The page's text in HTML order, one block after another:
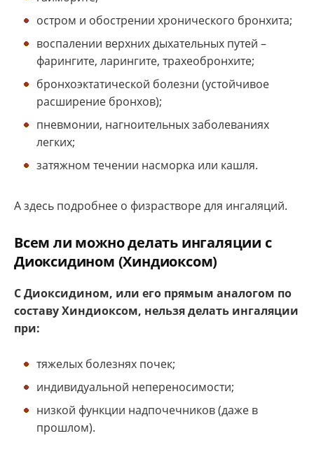
остром и обострении хронического бронхита;
воспалении верхних дыхательных путей –
фарингите, ларингите, трахеобронхите;
бронхоэктатической болезни (устойчивое
расширение бронхов);
пневмонии, нагноительных заболеваниях
легких;
затяжном течении насморка или кашля.
А здесь подробнее о физрастворе для ингаляций.
Всем ли можно делать ингаляции с
Диоксидином (Хиндиоксом)
С Диоксидином, или его прямым аналогом по
составу Хиндиоксом, нельзя делать ингаляции
при:
тяжелых болезнях почек;
индивидуальной непереносимости;
низкой функции надпочечников (даже в
прошлом).